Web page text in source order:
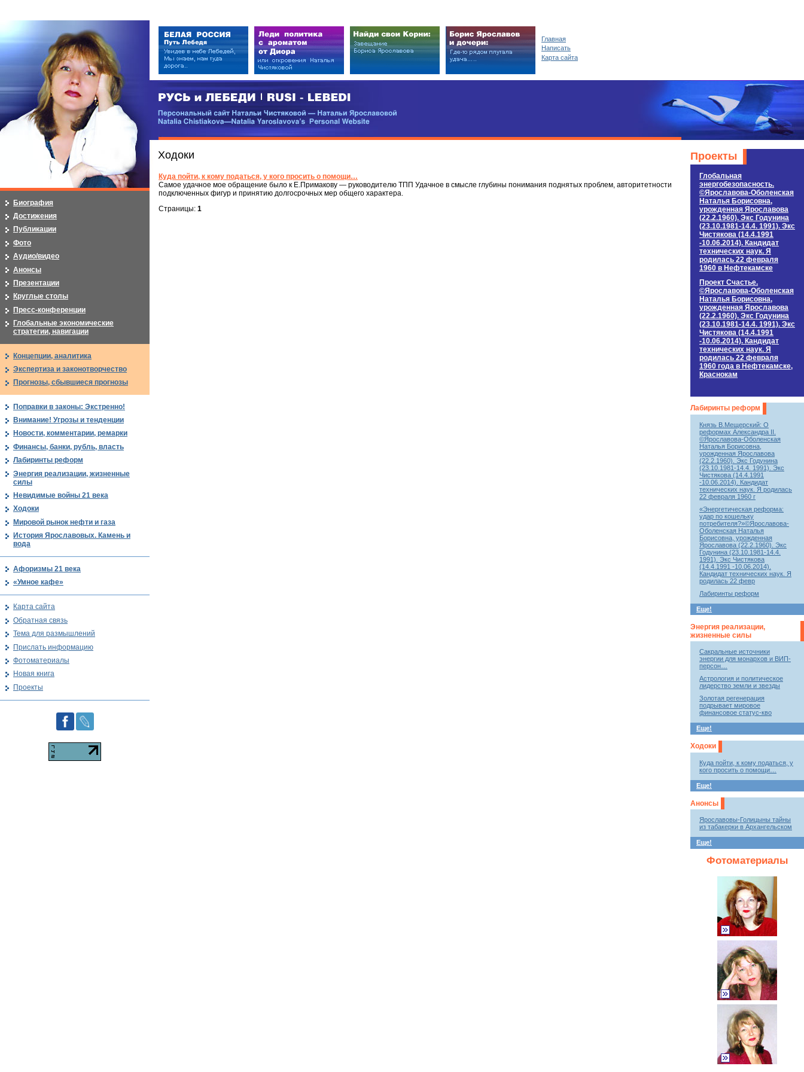
РУСЬ и ЛЕБЕДИ | RUSI — LEBEDI
Персональный сайт Натальи Чистяковой — Натальи Ярославовой
Ходоки
Куда пойти, к кому податься, у кого просить о помощи…
Самое удачное мое обращение было к Е.Примакову — руководителю ТПП Удачное в смысле глубины понимания поднятых проблем, авторитетности
подключенных фигур и принятию долгосрочных мер общего характера.
Страницы: 1
Проекты
Глобальная
энергобезопасность.
©Ярославова-Оболенская
Наталья Борисовна,
урожденная Ярославова
(22.2.1960). Экс Годунина
(23.10.1981-14.4. 1991). Экс
Чистякова (14.4.1991
-10.06.2014). Кандидат
технических наук. Я
родилась 22 февраля
1960 в Нефтекамске
Проект Счастье.
©Ярославова-Оболенская
Наталья Борисовна,
урожденная Ярославова
(22.2.1960). Экс Годунина
(23.10.1981-14.4. 1991). Экс
Чистякова (14.4.1991
-10.06.2014). Кандидат
технических наук. Я
родилась 22 февраля
1960 года в Нефтекамске,
Краснокам
Лабиринты реформ
Князь В.Мещерский: О
реформах Александра II.
©Ярославова-Оболенская
Наталья Борисовна,
урожденная Ярославова
(22.2.1960). Экс Годунина
(23.10.1981-14.4. 1991). Экс
Чистякова (14.4.1991
-10.06.2014). Кандидат
технических наук. Я родилась
22 февраля 1960 г
«Энергетическая реформа:
удар по кошельку
потребителя?»©Ярославова-
Оболенская Наталья
Борисовна, урожденная
Ярославова (22.2.1960). Экс
Годунина (23.10.1981-14.4.
1991). Экс Чистякова
(14.4.1991 -10.06.2014).
Кандидат технических наук. Я
родилась 22 февр
Лабиринты реформ
Еще!
Энергия реализации,
жизненные силы
Сакральные источники
энергии для монархов и ВИП-
персон…
Астрология и политическое
лидерство земли и звезды
Золотая регенерация
подрывает мировое
финансовое статус-кво
Еще!
Ходоки
Куда пойти, к кому податься, у
кого просить о помощи…
Еще!
Анонсы
Ярославовы-Голицыны тайны
из табакерки в Архангельском
Еще!
Фотоматериалы
Биография
Достижения
Публикации
Фото
Аудио/видео
Анонсы
Презентации
Круглые столы
Пресс-конференции
Глобальные экономические
стратегии, навигации
Концепции, аналитика
Экспертиза и законотворчество
Прогнозы, сбывшиеся прогнозы
Поправки в законы: Экстренно!
Внимание! Угрозы и тенденции
Новости, комментарии, ремарки
Финансы, банки, рубль, власть
Лабиринты реформ
Энергия реализации, жизненные
силы
Невидимые войны 21 века
Ходоки
Мировой рынок нефти и газа
История Ярославовых. Камень и
вода
Афоризмы 21 века
«Умное кафе»
Карта сайта
Обратная связь
Тема для размышлений
Прислать информацию
Фотоматериалы
Новая книга
Проекты
Главная
Написать
Карта сайта